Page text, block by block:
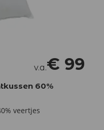
v.a.€ 99
60%
veertjes